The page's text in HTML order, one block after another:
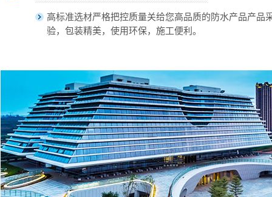
高标准选材严格把控质量关给您高品质的防水产品产品
验，包装精美，使用环保，施工便利。